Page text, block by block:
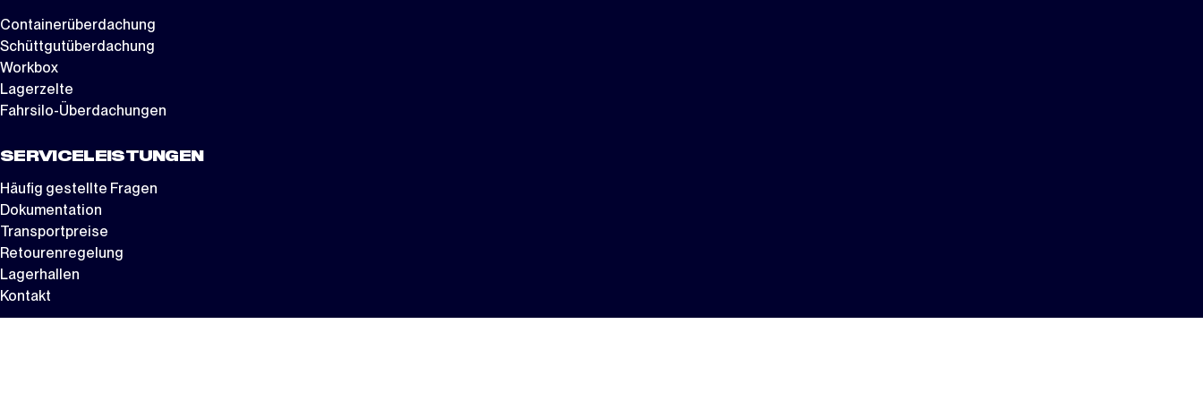
Containerüberdachung
Schüttgutüberdachung
Workbox
Lagerzelte
Fahrsilo-Überdachungen
SERVICELEISTUNGEN
Häufig gestellte Fragen
Dokumentation
Transportpreise
Retourenregelung
Lagerhallen
Kontakt